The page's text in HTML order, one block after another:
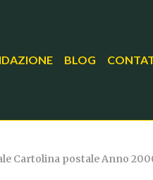
BLOG
Cartolina postale Anno